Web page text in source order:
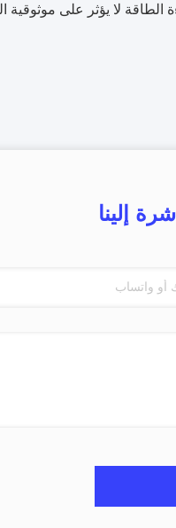
الطاقة لا يؤثر على
إلينا